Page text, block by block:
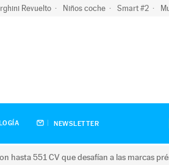
Revuelto Niños coche Smart #2
NEWSLETTER
hasta 551 CV que desafían a las marcas